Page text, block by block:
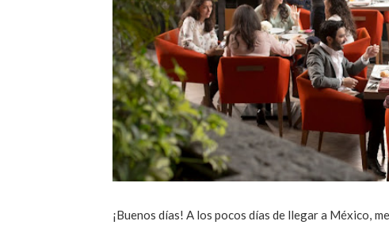
¡Buenos días! A los pocos días de llegar a México,